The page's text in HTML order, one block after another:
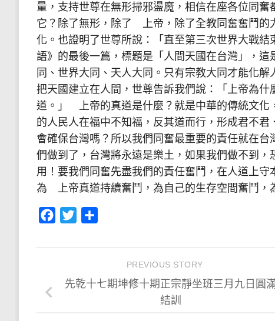
量，支持世尊在無形掃邪盪魔，相信在座各位同
它？除了無形，除了 上帝，除了全教同奮奮鬥的
化。也證明了世尊所說：「直至第三次世界大戰
語》的最後一篇，標題是「人間天國在台灣」，
同、世界大同、天人大同。只有宗教大同才能化
把天國建立在人間，世尊告訴我們說：「上帝為
道。」 上帝的真道是什麼？就是中華的傳統文化
的人民人在福中不知福，反其道而行，形成君不
會確保台灣嗎？所以我們同奮最重要的責任就在
們做到了，台灣將永遠是樂土，如果我們做不到
用！要我們同奮先盡我們的責任奮鬥，在人道上
為 上帝真道持續奮鬥，為自己的生存空間奮鬥，
Facebook
Twitter
PREVIOUS STORY
先乾十七期坤修十期正宗靜坐班三月九日圓
結訓